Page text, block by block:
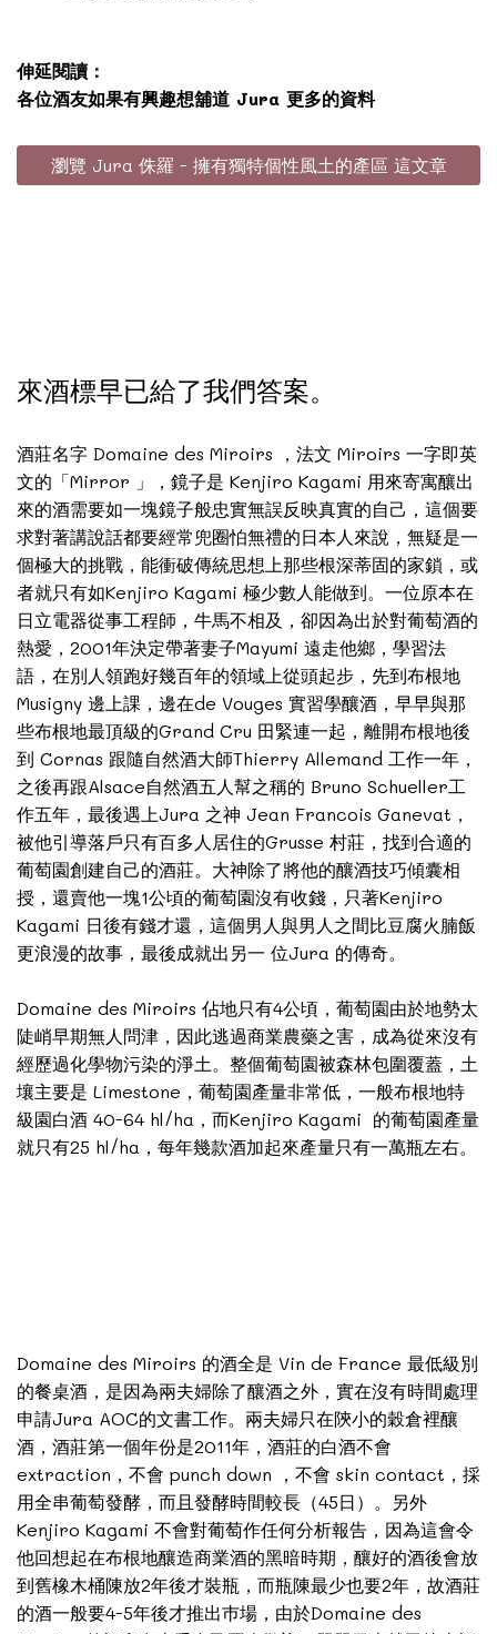
伸延閱讀：
各位酒友如果有興趣想舖道 Jura 更多的資料
瀏覽 Jura 侏羅 - 擁有獨特個性風土的產區 這文章
來酒標早已給了我們答案。
酒莊名字 Domaine des Miroirs ，法文 Miroirs 一字即英
文的「Mirror 」，鏡子是 Kenjiro Kagami 用來寄寓釀出
來的酒需要如一塊鏡子般忠實無誤反映真實的自己，這個要
求對著講說話都要經常兜圈怕無禮的日本人來說，無疑是一
個極大的挑戰，能衝破傳統思想上那些根深蒂固的家鎖，或
者就只有如Kenjiro Kagami 極少數人能做到。一位原本在
日立電器從事工程師，牛馬不相及，卻因為出於對葡萄酒的
熱愛，2001年決定帶著妻子Mayumi 遠走他鄉，學習法
語，在別人領跑好幾百年的領域上從頭起步，先到布根地
Musigny 邊上課，邊在de Vouges 實習學釀酒，早早與那
些布根地最頂級的Grand Cru 田緊連一起，離開布根地後
到 Cornas 跟隨自然酒大師Thierry Allemand 工作一年，
之後再跟Alsace自然酒五人幫之稱的 Bruno Schueller工
作五年，最後遇上Jura 之神 Jean Francois Ganevat，
被他引導落戶只有百多人居住的Grusse 村莊，找到合適的
葡萄園創建自己的酒莊。大神除了將他的釀酒技巧傾囊相
授，還賣他一塊1公頃的葡萄園沒有收錢，只著Kenjiro
Kagami 日後有錢才還，這個男人與男人之間比豆腐火腩飯
更浪漫的故事，最後成就出另一 位Jura 的傳奇。
Domaine des Miroirs 佔地只有4公頃，葡萄園由於地勢太
陡峭早期無人問津，因此逃過商業農藥之害，成為從來沒有
經歷過化學物污染的淨土。整個葡萄園被森林包圍覆蓋，土
壤主要是 Limestone，葡萄園產量非常低，一般布根地特
級園白酒 40-64 hl/ha，而Kenjiro Kagami 的葡萄園產量
就只有25 hl/ha，每年幾款酒加起來產量只有一萬瓶左右。
Domaine des Miroirs 的酒全是 Vin de France 最低級別
的餐桌酒，是因為兩夫婦除了釀酒之外，實在沒有時間處理
申請Jura AOC的文書工作。兩夫婦只在陝小的穀倉裡釀
酒，酒莊第一個年份是2011年，酒莊的白酒不會
extraction，不會 punch down ，不會 skin contact，採
用全串葡萄發酵，而且發酵時間較長（45日）。另外
Kenjiro Kagami 不會對葡萄作任何分析報告，因為這會令
他回想起在布根地釀造商業酒的黑暗時期，釀好的酒後會放
到舊橡木桶陳放2年後才裝瓶，而瓶陳最少也要2年，故酒莊
的酒一般要4-5年後才推出巿場，由於Domaine des